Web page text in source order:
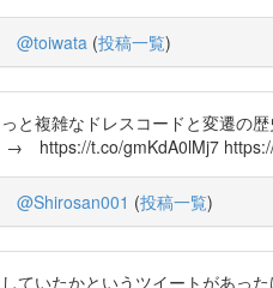
@toiwata (投稿一覧)
と複雑なドレスコードと変遷の
→ https://t.co/gmKdA0lMj7
@Shirosan001 (投稿一覧)
ていたかというツイートがあっ